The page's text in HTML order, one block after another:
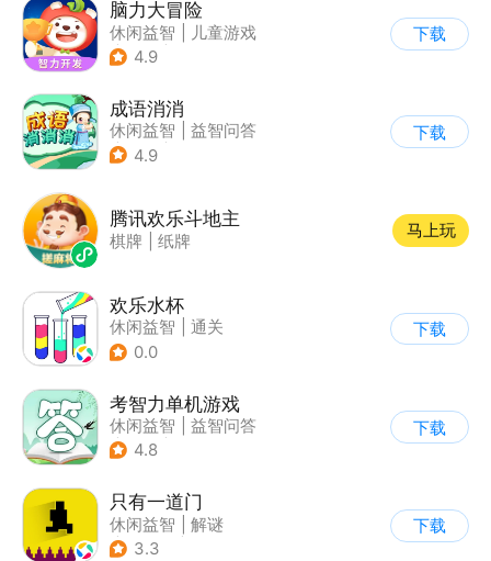
脑力大冒险
休闲益智
儿童游戏
| 卡通
4.9
下载
成语消消
休闲益智
益智问答
| 成语
4.9
下载
腾讯欢乐斗地主
棋牌 纸牌
马上玩
欢乐水杯
休闲益智
通关
0.0
下载
考智力单机游戏
休闲益智
益智问答
| 卡通
4.8
下载
只有一道门
休闲益智
解谜
| 像素风
3.3
下载